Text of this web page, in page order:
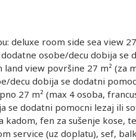
deluxe room side sea view
osobe/decu dobija se
view površine 27 m² (za
decu dobija se dodatni
27 m² (max 4 osoba,
se dodatni pomocni lezaj ili
kadom, fen za sušenje kose,
service (uz doplatu), sef,